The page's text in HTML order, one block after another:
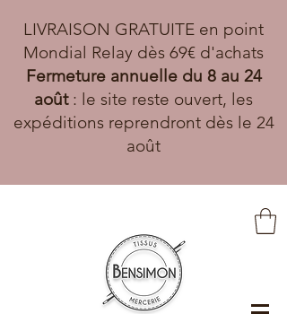
LIVRAISON GRATUITE en point
Mondial Relay dès 69€ d'achats
Fermeture annuelle du 8 au 24
août: le site reste ouvert, les
expéditions reprendront dès le 24
août